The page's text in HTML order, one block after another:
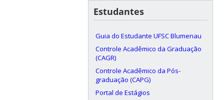
Estudantes
Guia do Estudante UFSC Blumenau
Controle Acadêmico da Graduação
(CAGR)
Controle Acadêmico da Pós-
graduação (CAPG)
Portal de Estágios